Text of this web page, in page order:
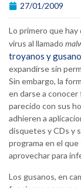
27/01/2009
Lo primero que
virus al llamado
troyanos y
expandirse sin
Sin embargo, la
en darse a
parecido con sus
adhieren a
disquetes y CDs y
programa en el
aprovechar para
Los gusanos, en